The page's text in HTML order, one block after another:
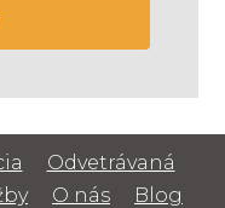
Odvetrávaná
O nás
Blog